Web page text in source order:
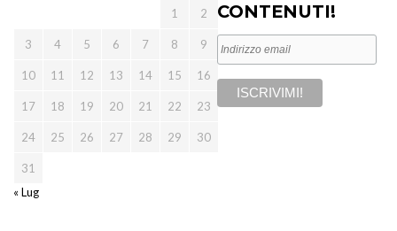
1 2
3 4 5 6 7 8 9
10 11 12 13 14 15 16
17 18 19 20 21 22 23
24 25 26 27 28 29 30
31
« Lug
CONTENUTI!